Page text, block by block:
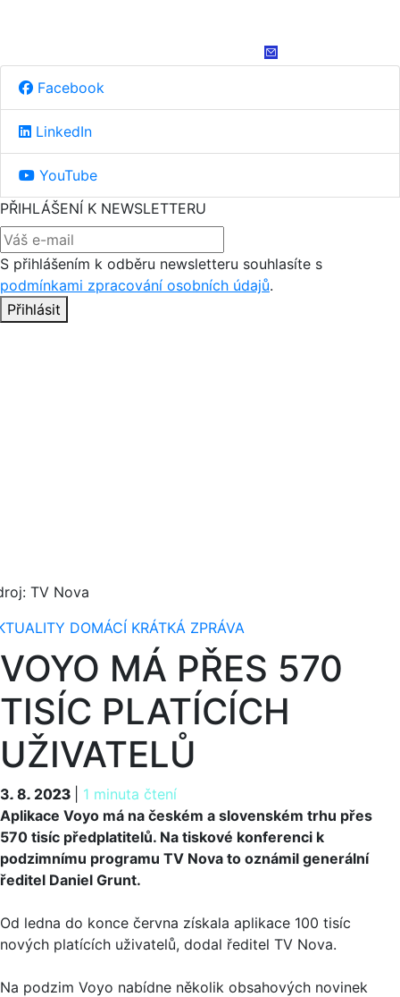
Facebook
LinkedIn
YouTube
PŘIHLÁŠENÍ K NEWSLETTERU
S přihlášením k odběru newsletteru souhlasíte s
podmínkami zpracování osobních údajů.
Přihlásit
TV Nova
DOMÁCÍ KRÁTKÁ ZPRÁVA
VOYO MÁ PŘES 570
TISÍC PLATÍCÍCH
UŽIVATELŮ
3. 8. 2023 1 minuta čtení
3. 8. 2023
Aplikace Voyo má na českém a slovenském trhu přes
570 tisíc předplatitelů. Na tiskové konferenci k
podzimnímu programu TV Nova to oznámil generální
ředitel Daniel Grunt.
Od ledna do konce června získala aplikace 100 tisíc
nových platících uživatelů, dodal ředitel TV Nova.
Na podzim Voyo nabídne několik obsahových novinek